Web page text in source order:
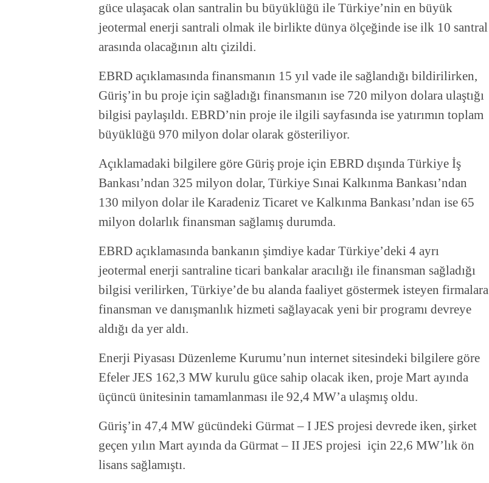
güce ulaşacak olan santralin bu büyüklüğü ile Türkiye’nin en büyük
jeotermal enerji santrali olmak ile birlikte dünya ölçeğinde ise ilk 10 santral
arasında olacağının altı çizildi.
EBRD açıklamasında finansmanın 15 yıl vade ile sağlandığı bildirilirken,
Güriş’in bu proje için sağladığı finansmanın ise 720 milyon dolara ulaştığı
bilgisi paylaşıldı. EBRD’nin proje ile ilgili sayfasında ise yatırımın toplam
büyüklüğü 970 milyon dolar olarak gösteriliyor.
Açıklamadaki bilgilere göre Güriş proje için EBRD dışında Türkiye İş
Bankası’ndan 325 milyon dolar, Türkiye Sınai Kalkınma Bankası’ndan
130 milyon dolar ile Karadeniz Ticaret ve Kalkınma Bankası’ndan ise 65
milyon dolarlık finansman sağlamış durumda.
EBRD açıklamasında bankanın şimdiye kadar Türkiye’deki 4 ayrı
jeotermal enerji santraline ticari bankalar aracılığı ile finansman sağladığı
bilgisi verilirken, Türkiye’de bu alanda faaliyet göstermek isteyen firmalara
finansman ve danışmanlık hizmeti sağlayacak yeni bir programı devreye
aldığı da yer aldı.
Enerji Piyasası Düzenleme Kurumu’nun internet sitesindeki bilgilere göre
Efeler JES 162,3 MW kurulu güce sahip olacak iken, proje Mart ayında
üçüncü ünitesinin tamamlanması ile 92,4 MW’a ulaşmış oldu.
Güriş’in 47,4 MW gücündeki Gürmat – I JES projesi devrede iken, şirket
geçen yılın Mart ayında da Gürmat – II JES projesi için 22,6 MW’lık ön
lisans sağlamıştı.